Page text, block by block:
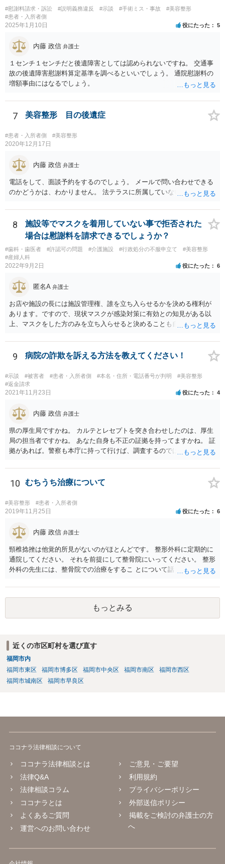
#慰謝料請求・訴訟 #説明義務違反 #示談 #手術ミス・事故
#美容整形
#患者・入所者側
2025年1月10日 役にたった 5
内藤 政信 弁護士
１センチ１センチだと後遺障害としては認められないですね。 交通事
故の後遺障害慰謝料算定基準を調べるといいでしょう。 通院慰謝料の
増額事由にはなるでしょう。
7 美容整形 目の後遺症
#患者・入所者側 #美容整形
2020年12月17日
内藤 政信 弁護士
電話をして、面談予約をするのでしょう。 メールで問い合わせできる
のかどうかは、わかりません。 法テラスに所属していないので。
8
施設等でマスクを着用していない事で拒否された
場合は慰謝料を請求できるでしょうか？
#歯科・歯医者 #許認可の問題 #介護施設 #行政処分の不服申立て
#美容整形
#産婦人科
2022年9月2日 役にたった 6
匿名A 弁護士
お店や施設の長には施設管理権、誰を立ち入らせるかを決める権利が
あります。ですので、現状マスクが感染対策に有効との知見がある以
上、マスクをした方のみを立ち入らせると決めることも自由であり、
など公益的な側面のある業種ですと、公衆浴場法など各種業法で定め
られた理由以外での利用拒否は禁止されていますし、公の施設でもマ
スクなしだけでの利用拒否は問題となりえますが、民間のお店に対し
ては慰謝料の請求は認められないと考えられます。
9 病院の詐欺を訴える方法を教えてください！
#示談 #被害者 #患者・入所者側 #本名・住所・電話番号が判明
#美容整形
#返金請求
2021年11月23日 役にたった 4
内藤 政信 弁護士
県の厚生局ですかね。 カルテとレセプトを突き合わせしたのは、厚生
局の担当者ですかね。 あなた自身も不正の証拠を持ってますかね。 証
拠があれば。警察も本庁に持って行けば、調査するのではないで すか
で しょう。
10 むちうち治療について
#美容整形 #患者・入所者側
2019年11月25日 役にたった 6
内藤 政信 弁護士
頸椎捻挫は他覚的所見がないのがほとんどです。 整形外科に定期的に
通院してください。 それを前提にして整骨院にいってください。 整形
外科の先生には、整骨院での治療をするこ とについて話し、OKをも
もっとみる
近くの市区町村を選び直す
福岡市内
福岡市東区
福岡市博多区 福岡市中央区 福岡市南区
福岡市西区
福岡市城南区
福岡市早良区
ココナラ法律相談について
ココナラ法律相談とは
法律Q&A
法律相談コラム
ココナラとは
よくあるご質問
運営へのお問い合わせ
ご意見・ご要望
利用規約
プライバシーポリシー
外部送信ポリシー
掲載をご検討の弁護士の方
へ